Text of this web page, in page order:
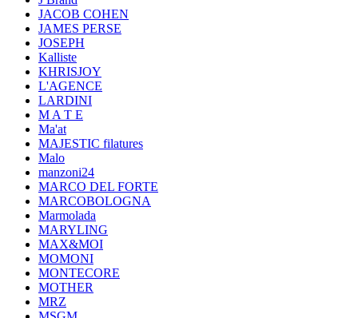
JACOB COHEN
JAMES PERSE
JOSEPH
Kalliste
KHRISJOY
L'AGENCE
LARDINI
M A T E
Ma'at
MAJESTIC filatures
Malo
manzoni24
MARCO DEL FORTE
MARCOBOLOGNA
Marmolada
MARYLING
MAX&MOI
MOMONI
MONTECORE
MOTHER
MRZ